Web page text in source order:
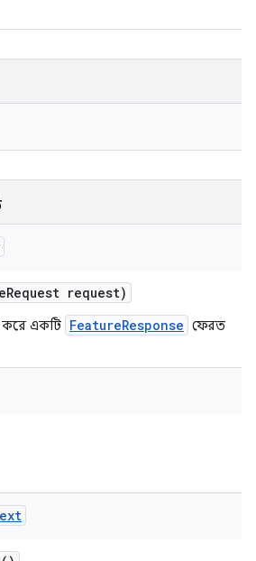
Request request)
করে একটি FeatureResponse ফেরত